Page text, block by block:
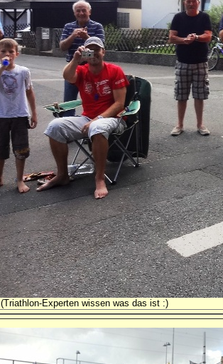
(Triathlon-Experten wissen was das ist :)